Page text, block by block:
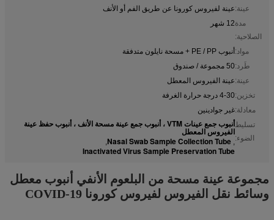
عينة:عينة لفيروس كورونا عن طريق الفم أو الأنف
مدة
الصلاحية:
12 شهر
مواد:أنبوب PE / PP + مسحة نايلون متدفقة
طَرد:50 مجموعة / صندوق
عينة:عينة الفيروس المعطل
تخزين:4-30 درجة حرارة الغرفة
معادلة:غير جوادينين
تسليط
الضوء:
أنبوب جمع عينات VTM ، أنبوب جمع عينة مسحة الأنف ، أنبوب حفظ عينة
الفيروس المعطل
,
Nasal Swab Sample Collection Tube
,
Inactivated Virus Sample Preservation Tube
مجموعة عينة مسحة من البلعوم الأنفي أنبوب معطل
وسائط نقل الفيروس لفيروس كورونا COVID-19